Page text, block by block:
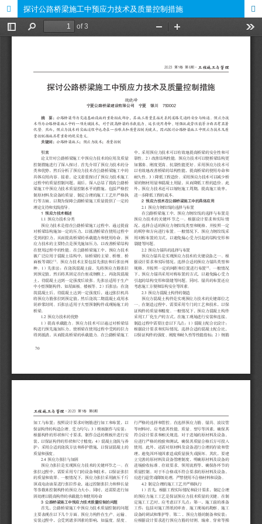
探讨公路桥梁施工中预应力技术及质量控制措施